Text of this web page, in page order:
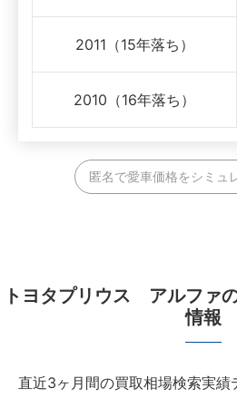
2011（15年落ち）
2010（16年落ち）
匿名で愛車価格をシミュ
トヨタプリウス アルファ
情報
直近3ヶ月間の買取相場検索実績